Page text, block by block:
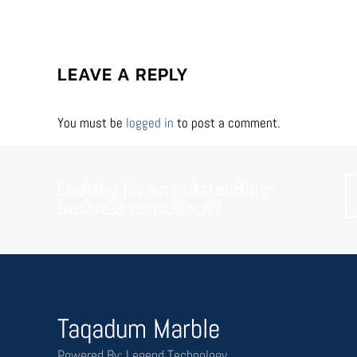
LEAVE A REPLY
You must be logged in to post a comment.
Taqadum Marble